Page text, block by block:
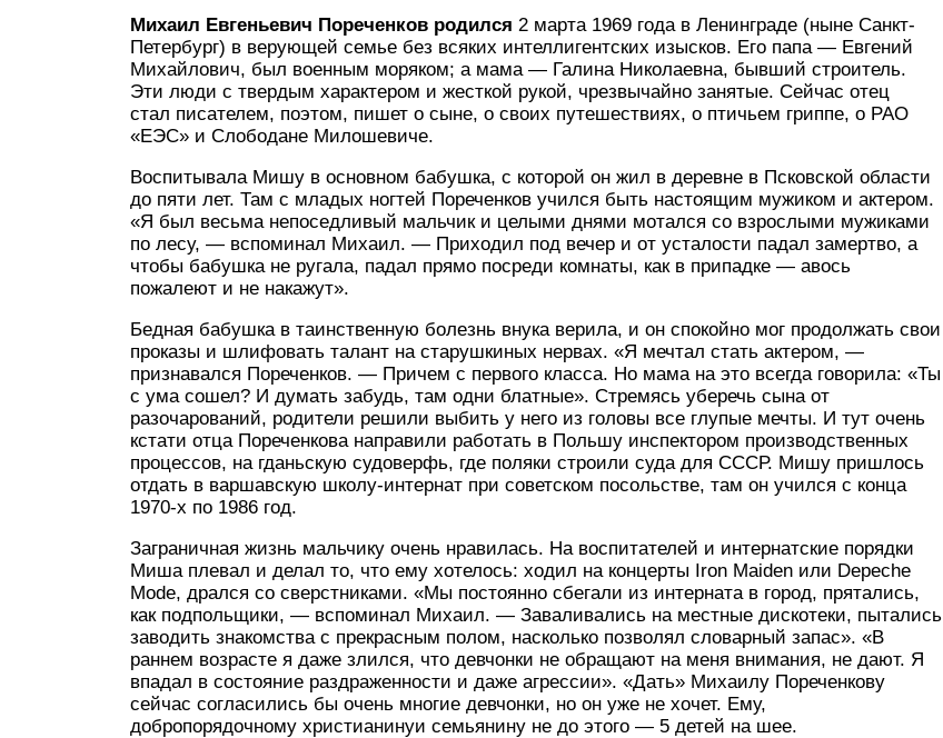
Михаил Евгеньевич Пореченков родился 2 марта 1969 года в Ленинграде (ныне Санкт-
Петербург) в верующей семье без всяких интеллигентских изысков. Его папа — Евгений
Михайлович, был военным моряком; а мама — Галина Николаевна, бывший строитель.
Эти люди с твердым характером и жесткой рукой, чрезвычайно занятые. Сейчас отец
стал писателем, поэтом, пишет о сыне, о своих путешествиях, о птичьем гриппе, о РАО
«ЕЭС» и Слободане Милошевиче.
Воспитывала Мишу в основном бабушка, с которой он жил в деревне в Псковской области
до пяти лет. Там с младых ногтей Пореченков учился быть настоящим мужиком и актером.
«Я был весьма непоседливый мальчик и целыми днями мотался со взрослыми мужиками
по лесу, — вспоминал Михаил. — Приходил под вечер и от усталости падал замертво, а
чтобы бабушка не ругала, падал прямо посреди комнаты, как в припадке — авось
пожалеют и не накажут».
Бедная бабушка в таинственную болезнь внука верила, и он спокойно мог продолжать свои
проказы и шлифовать талант на старушкиных нервах. «Я мечтал стать актером, —
признавался Пореченков. — Причем с первого класса. Но мама на это всегда говорила: «Ты
с ума сошел? И думать забудь, там одни блатные». Стремясь уберечь сына от
разочарований, родители решили выбить у него из головы все глупые мечты. И тут очень
кстати отца Пореченкова направили работать в Польшу инспектором производственных
процессов, на гданьскую судоверфь, где поляки строили суда для СССР. Мишу пришлось
отдать в варшавскую школу-интернат при советском посольстве, там он учился с конца
1970-х по 1986 год.
Заграничная жизнь мальчику очень нравилась. На воспитателей и интернатские порядки
Миша плевал и делал то, что ему хотелось: ходил на концерты Iron Maiden или Depeche
Mode, дрался со сверстниками. «Мы постоянно сбегали из интерната в город, прятались,
как подпольщики, — вспоминал Михаил. — Заваливались на местные дискотеки, пытались
заводить знакомства с прекрасным полом, насколько позволял словарный запас». «В
раннем возрасте я даже злился, что девчонки не обращают на меня внимания, не дают. Я
впадал в состояние раздраженности и даже агрессии». «Дать» Михаилу Пореченкову
сейчас согласились бы очень многие девчонки, но он уже не хочет. Ему,
добропорядочному христианинуи семьянину не до этого — 5 детей на шее.